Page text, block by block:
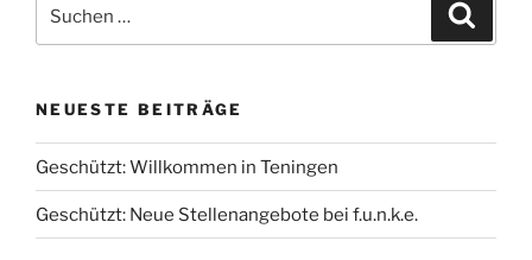
nach:
NEUESTE BEITRÄGE
Geschützt: Willkommen in Teningen
Geschützt: Neue Stellenangebote bei f.u.n.k.e.